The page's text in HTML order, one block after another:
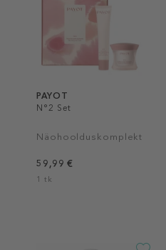
PAYOT
N°2 Set
Näohoolduskomplekt
59,99 €
1 tk